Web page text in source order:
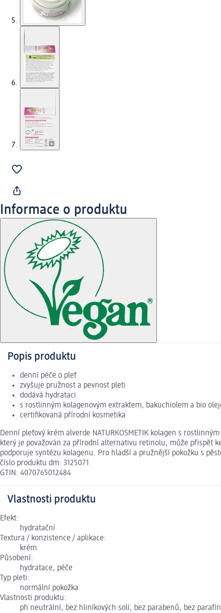
Informace o produktu
Popis produktu
denní péče o pleť
zvyšuje pružnost a pevnost pleti
dodává hydrataci
s rostlinným kolagenovým extraktem, bakuchiolem a bio
certifikovaná přírodní kosmetika
Denní pleťový krém alverde NATURKOSMETIK kolagen s
který je považován za přírodní alternativu retinolu, může přispět
podporuje syntézu kolagenu. Pro hladší a pružnější pokožku s
číslo produktu dm: 3125071
GTIN: 4070765012484
Vlastnosti produktu
Efekt:
hydratační
Textura / konzistence / aplikace:
krém
Působení:
hydratace, péče
Typ pleti:
normální pokožka
Vlastnosti produktu:
ph neutrální, bez hliníkových solí, bez parabenů, bez